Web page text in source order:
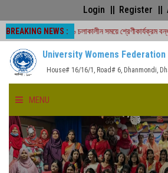
Login Register
BREAKING NEWS :
-২০২৬ চলাকালীন সময়ে শ্রেণীকার্যক্রম বন্ধ
University Womens
House# 16/16/1, Road# 6, Dhanmondi,
MENU
HOME
ABOUT US